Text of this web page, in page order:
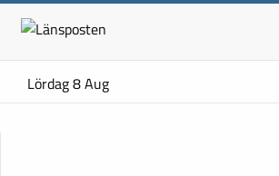
Lördag 8 Aug